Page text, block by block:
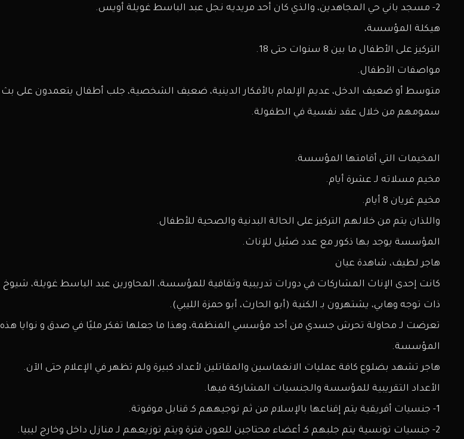
2- مسجد باني حي المجاهدين، والذي كان أحد مريديه نجل عبد الباسط غويلة أويس.
هيكلة المؤسسة،
التركيز على الأطفال ما بين 8 سنوات حتى 18.
مواصفات الأطفال.
متوسط أو ضعيف الدخل، عديم الإلمام بالأفكار الدينية، ضعيف الشخصية، جلب أطفال يتعمدون على بث
سمومهم من خلال عقد نفسية في الطفولة.
المخيمات التي أقامتها المؤسسة.
مخيم مسلاته لـ عشرة أيام.
مخيم غريان 8 أيام.
واللذان يتم من خلالهم التركيز على الحالة البدنية والصحية للأطفال.
المؤسسة يوجد بها ذكور مع عدد ضئيل للإناث.
هاجر لطيف، شاهدة عيان
كانت إحدى الإناث المشاركات في دورات تدريبية وثقافية للمؤسسة، المحاورين عبد الباسط غويلة، شيوخ
ذات توجه وهابي، يشتهرون بـ الكنية (أبو الحارث، أبو حمزة الليبي).
تعرضت لـ محاولة تحرش جسدي من أحد مؤسسي المنظمة، وهذا ما جعلها تفكر مليًا في صدق و نوايا هذه
المؤسسة.
هاجر تشهد بضلوع كافة عمليات الانغماسين والمقاتلين لأعداد كبيرة ولم تظهر في الإعلام حتى الآن.
الأعداد التقريبية للمؤسسة والجنسيات المشاركة فيها.
1- جنسيات أفريقية يتم إقناعها بالإسلام من ثم توجيههم كـ قنابل موقوتة.
2- جنسيات تونسية يتم جلبهم كـ أعضاء محتاجين للعون فترة ويتم توزيعهم لـ منازل داخل وخارج ليبيا.